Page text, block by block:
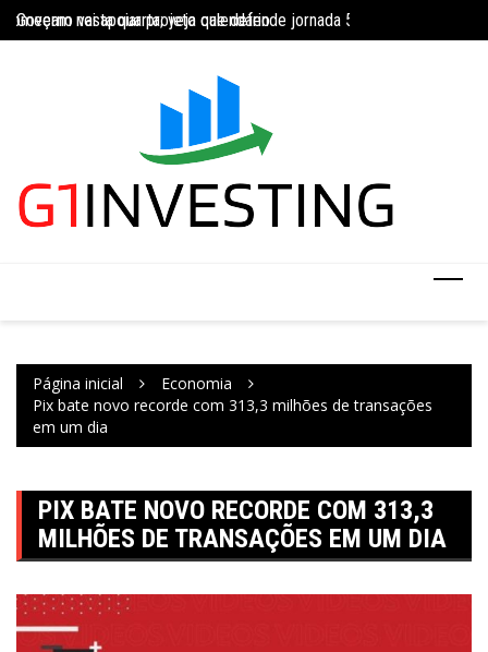
para
Governo vai apoiar projeto que defende jornada 5×2 com limite de
INSS amplia temporariamente prazo de auxílio-doença sem perícia;
Página inicial
Economia
Pix bate novo recorde com 313,3 milhões de transações
em um dia
PIX BATE NOVO RECORDE COM 313,3
MILHÕES DE TRANSAÇÕES EM UM DIA